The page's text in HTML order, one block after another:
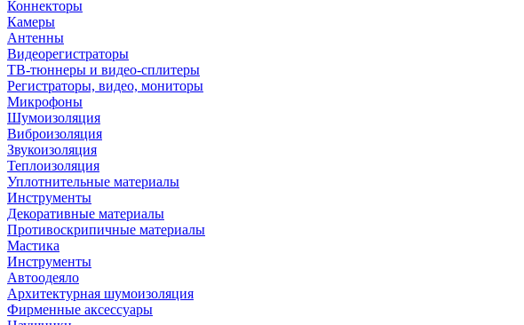
Коннекторы
Камеры
Антенны
Видеорегистраторы
ТВ-тюннеры и видео-сплитеры
Регистраторы, видео, мониторы
Микрофоны
Шумоизоляция
Виброизоляция
Звукоизоляция
Теплоизоляция
Уплотнительные материалы
Инструменты
Декоративные материалы
Противоскрипичные материалы
Мастика
Инструменты
Автоодеяло
Архитектурная шумоизоляция
Фирменные аксессуары